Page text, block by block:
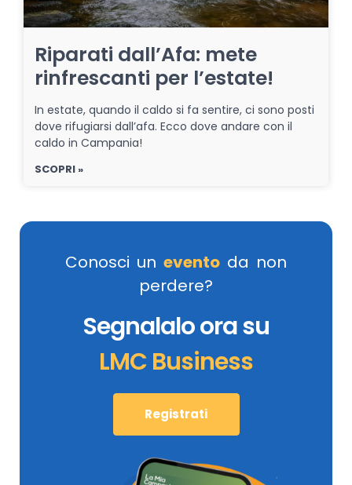
Riparati dall’Afa: mete
rinfrescanti per l’estate!
In estate, quando il caldo si fa sentire, ci sono posti
dove rifugiarsi dall’afa. Ecco dove andare con il
caldo in Campania!
SCOPRI »
Conosci un evento da non
perdere?
Segnalalo ora su
LMC Business
Registrati